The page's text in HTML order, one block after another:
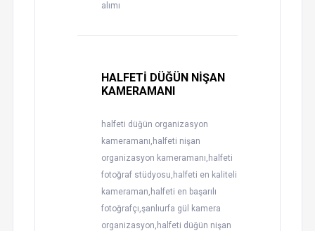
alımı
HALFETİ DÜĞÜN NİŞAN
KAMERAMANI
halfeti düğün organizasyon
kameramanı,halfeti nişan
organizasyon kameramanı,halfeti
fotoğraf stüdyosu,halfeti en kaliteli
kameraman,halfeti en başarılı
fotoğrafçı,şanlıurfa gül kamera
organizasyon,halfeti düğün nişan